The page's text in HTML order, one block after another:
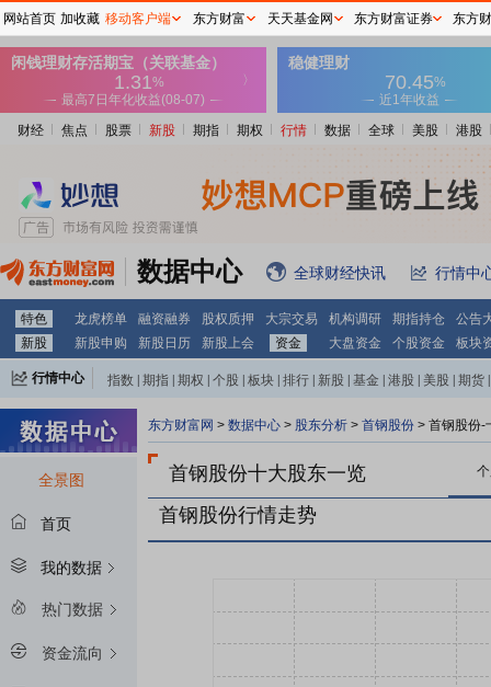
财经 焦点 股票 新股 期指 期权 行情 数据 全球 美股 港股
数据中心 全球财经快讯 行情中
特色 龙虎榜单 融资融券 股权质押 大宗交易 机构调研 期指持仓
公告
新股
新股申购 新股日历 新股上会 资金 大盘资金 个股资金 板块
行情中心 指数 期指 期权 个股 板块 排行 新股 基金 港股 美股 期货
全景图
首页
我的数据
热门数据
资金流向
东方财富网 > 数据中心 > 股东分析 > 首钢股份 > 首钢股份-
首钢股份十大股东一览
首钢股份行情走势
网站首页 加收藏 移动客户端 东方财富 天天基金网 东方财富证券 东方